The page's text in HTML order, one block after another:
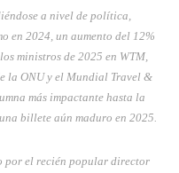
a nivel de política,
en 2024, un aumento del 12%
ministros de 2025 en WTM,
la ONU y el Mundial Travel &
más impactante hasta la
billete aún maduro en 2025.
por el recién popular director